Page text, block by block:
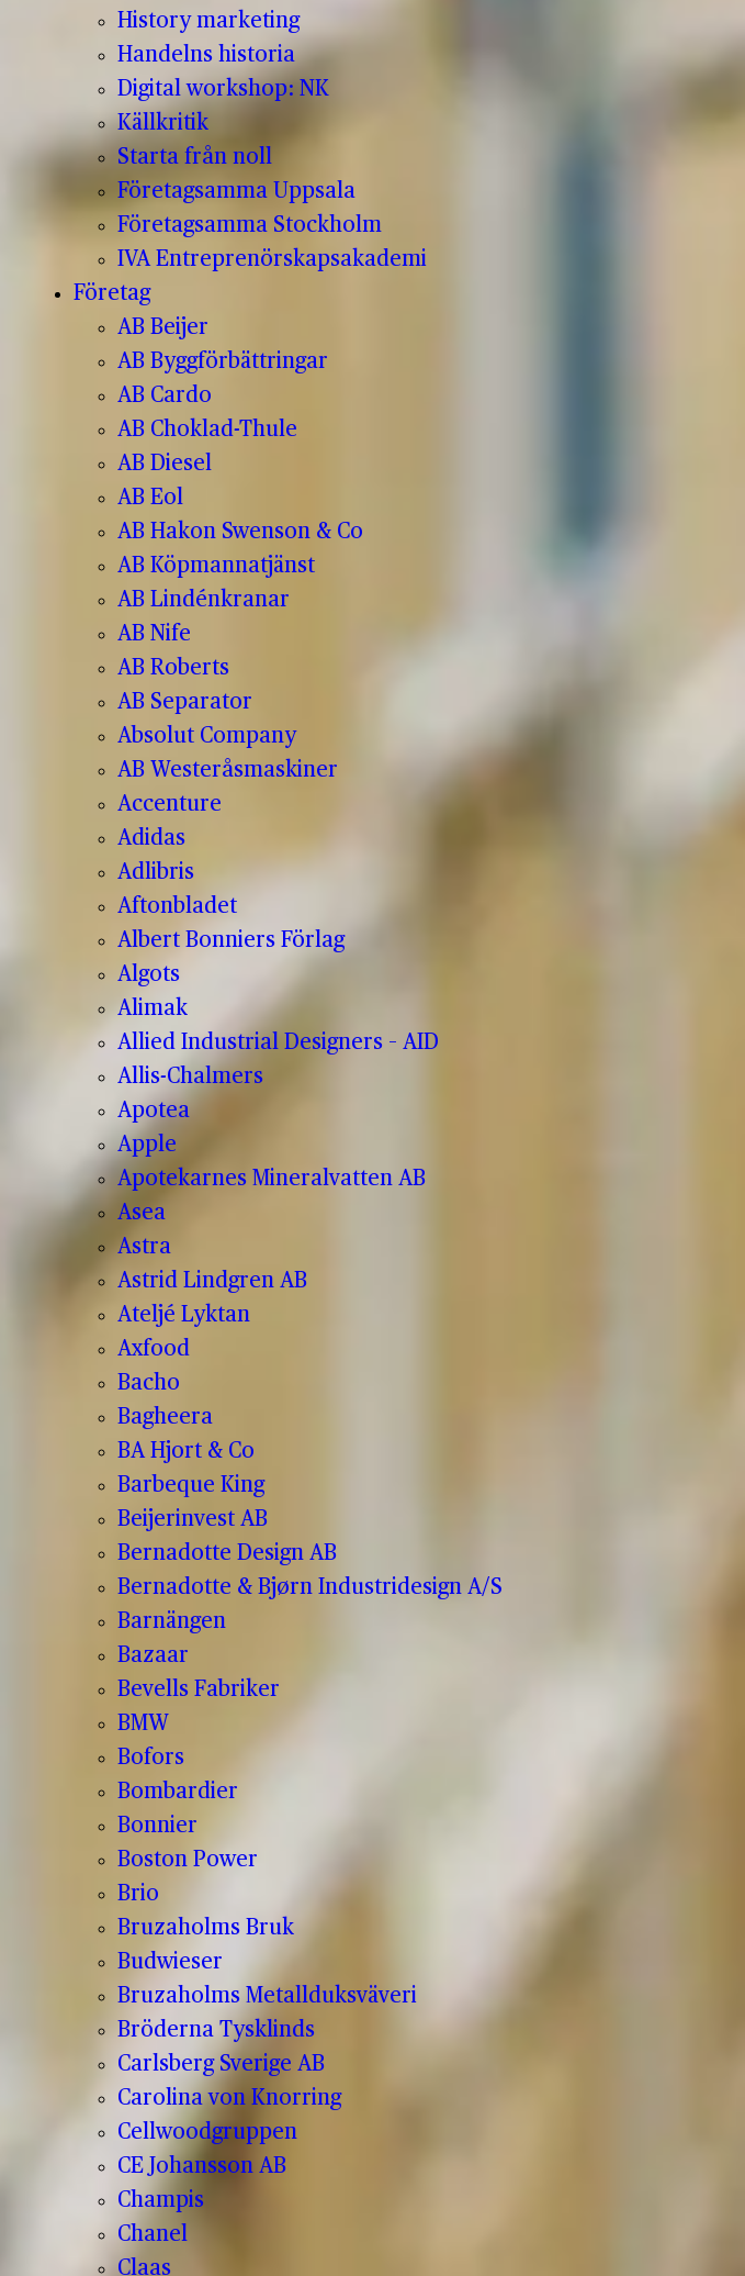
History marketing
Handelns historia
Digital workshop: NK
Källkritik
Starta från noll
Företagsamma Uppsala
Företagsamma Stockholm
IVA Entreprenörskapsakademi
Företag
AB Beijer
AB Byggförbättringar
AB Cardo
AB Choklad-Thule
AB Diesel
AB Eol
AB Hakon Swenson & Co
AB Köpmannatjänst
AB Lindénkranar
AB Nife
AB Roberts
AB Separator
Absolut Company
AB Westeråsmaskiner
Accenture
Adidas
Adlibris
Aftonbladet
Albert Bonniers Förlag
Algots
Alimak
Allied Industrial Designers – AID
Allis-Chalmers
Apotea
Apple
Apotekarnes Mineralvatten AB
Asea
Astra
Astrid Lindgren AB
Ateljé Lyktan
Axfood
Bacho
Bagheera
BA Hjort & Co
Barbeque King
Beijerinvest AB
Bernadotte Design AB
Bernadotte & Bjørn Industridesign A/S
Barnängen
Bazaar
Bevells Fabriker
BMW
Bofors
Bombardier
Bonnier
Boston Power
Brio
Bruzaholms Bruk
Budwieser
Bruzaholms Metallduksväveri
Bröderna Tysklinds
Carlsberg Sverige AB
Carolina von Knorring
Cellwoodgruppen
CE Johansson AB
Champis
Chanel
Claas